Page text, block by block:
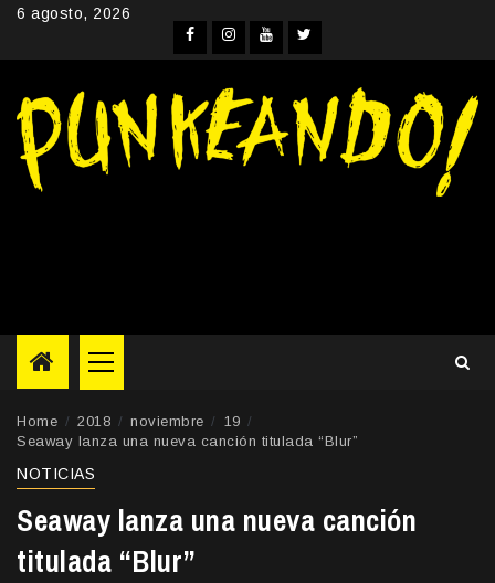
Skip6 agosto, 2026
Facebook
Instagram
YouTube
Twitter
Primary
Menu
Home 2018 noviembre
19
Seaway lanza una nueva canción titulada “Blur”
NOTICIAS
Seaway lanza una nueva canción
titulada “Blur”